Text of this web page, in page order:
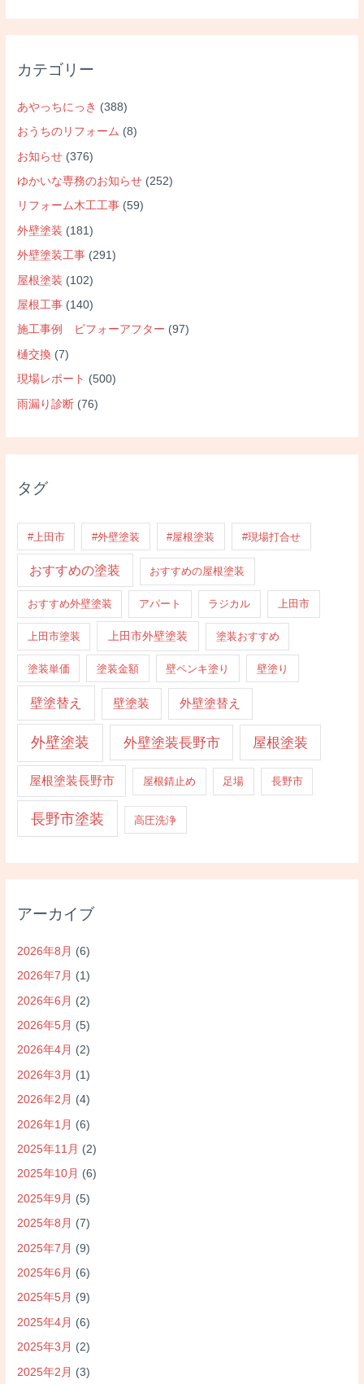
カテゴリー
あやっちにっき (388)
おうちのリフォーム (8)
お知らせ (376)
ゆかいな専務のお知らせ (252)
リフォーム木工工事 (59)
外壁塗装 (181)
外壁塗装工事 (291)
屋根塗装 (102)
屋根工事 (140)
施工事例 ビフォーアフター (97)
樋交換 (7)
現場レポート (500)
雨漏り診断 (76)
タグ
#上田市 #外壁塗装 #屋根塗装 #現場打合せ
おすすめの塗装 おすすめの屋根塗装
おすすめ外壁塗装 アパート ラジカル 上田市
上田市塗装 上田市外壁塗装 塗装おすすめ
塗装単価 塗装金額 壁ペンキ塗り 壁塗り
壁塗替え 壁塗装 外壁塗替え
外壁塗装 外壁塗装長野市 屋根塗装
屋根塗装長野市 屋根錆止め 足場 長野市
長野市塗装 高圧洗浄
アーカイブ
2026年8月 (6)
2026年7月 (1)
2026年6月 (2)
2026年5月 (5)
2026年4月 (2)
2026年3月 (1)
2026年2月 (4)
2026年1月 (6)
2025年11月 (2)
2025年10月 (6)
2025年9月 (5)
2025年8月 (7)
2025年7月 (9)
2025年6月 (6)
2025年5月 (9)
2025年4月 (6)
2025年3月 (2)
2025年2月 (3)